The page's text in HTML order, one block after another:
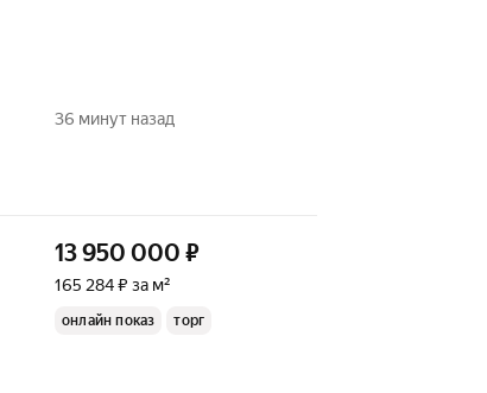
36 минут назад
13 950 000 ₽
165 284 ₽ за м²
онлайн показ торг